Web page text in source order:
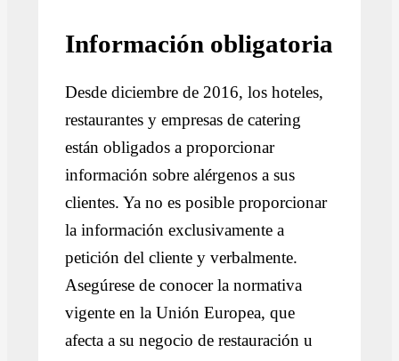
Información obligatoria
Desde diciembre de 2016, los hoteles,
restaurantes y empresas de catering
están obligados a proporcionar
información sobre alérgenos a sus
clientes. Ya no es posible proporcionar
la información exclusivamente a
petición del cliente y verbalmente.
Asegúrese de conocer la normativa
vigente en la Unión Europea, que
afecta a su negocio de restauración u